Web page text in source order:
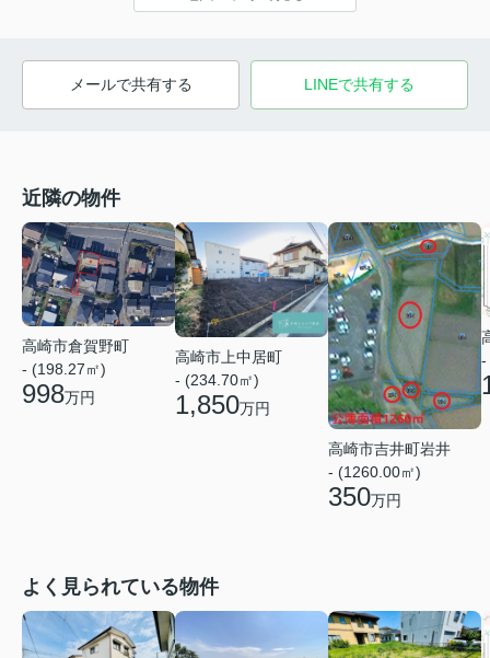
メールで共有する LINEで共有する
近隣の物件
高崎市倉賀野町
- (198.27㎡)
998万円
高崎市上中居町
- (234.70㎡)
1,850万円
高崎市吉井町岩井
- (1260.00㎡)
350万円
-
よく見られている物件